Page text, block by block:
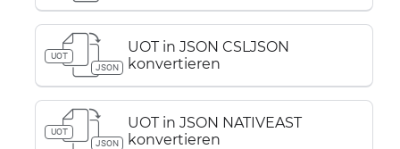
UOT
JSON
UOT in JSON CSLJSON
konvertieren
UOT
JSON
UOT in JSON NATIVEAST
konvertieren